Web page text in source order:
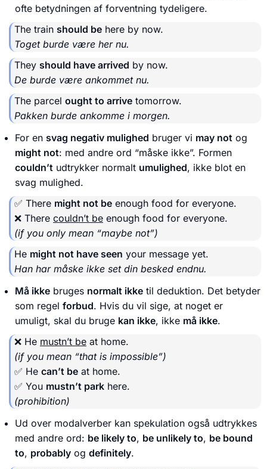
ofte betydningen af forventning tydeligere.
The train should be here by now.
Toget burde være her nu.
They should have arrived by now.
De burde være ankommet nu.
The parcel ought to arrive tomorrow.
Pakken burde ankomme i morgen.
For en svag negativ mulighed bruger vi may not og
might not: med andre ord “måske ikke”. Formen
couldn’t udtrykker normalt umulighed, ikke blot en
svag mulighed.
✅ There might not be enough food for everyone.
❌ There couldn’t be enough food for everyone.
(if you only mean “maybe not”)
He might not have seen your message yet.
Han har måske ikke set din besked endnu.
Må ikke bruges normalt ikke til deduktion. Det betyder
som regel forbud. Hvis du vil sige, at noget er
umuligt, skal du bruge kan ikke, ikke må ikke.
❌ He mustn’t be at home.
(if you mean “that is impossible”)
✅ He can’t be at home.
✅ You mustn’t park here.
(prohibition)
Ud over modalverber kan spekulation også udtrykkes
med andre ord: be likely to, be unlikely to, be bound
to, probably og definitely.